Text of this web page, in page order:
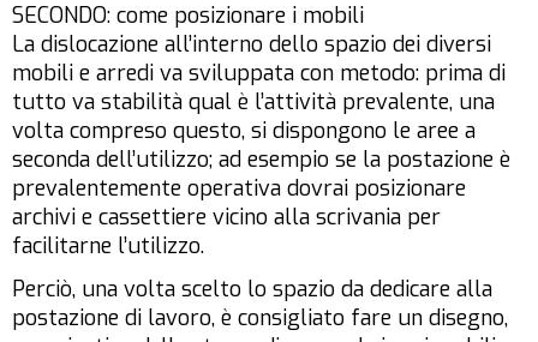
SECONDO: come posizionare i mobili
La dislocazione all’interno dello spazio dei diversi
mobili e arredi va sviluppata con metodo: prima di
tutto va stabilità qual è l’attività prevalente, una
volta compreso questo, si dispongono le aree a
seconda dell’utilizzo; ad esempio se la postazione è
prevalentemente operativa dovrai posizionare
archivi e cassettiere vicino alla scrivania per
facilitarne l’utilizzo.
Perciò, una volta scelto lo spazio da dedicare alla
postazione di lavoro, è consigliato fare un disegno,